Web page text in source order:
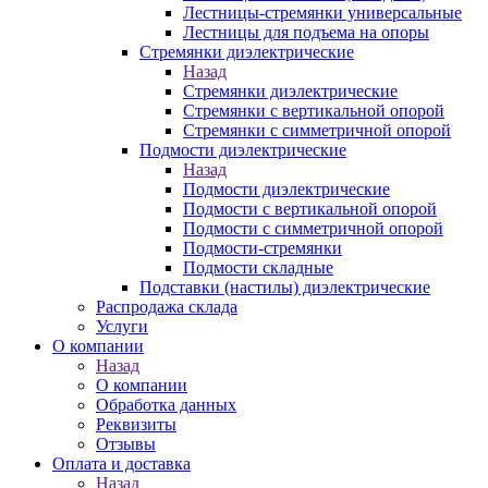
Лестницы-стремянки универсальные
Лестницы для подъема на опоры
Стремянки диэлектрические
Назад
Стремянки диэлектрические
Стремянки с вертикальной опорой
Стремянки с симметричной опорой
Подмости диэлектрические
Назад
Подмости диэлектрические
Подмости с вертикальной опорой
Подмости с симметричной опорой
Подмости-стремянки
Подмости складные
Подставки (настилы) диэлектрические
Распродажа склада
Услуги
О компании
Назад
О компании
Обработка данных
Реквизиты
Отзывы
Оплата и доставка
Назад